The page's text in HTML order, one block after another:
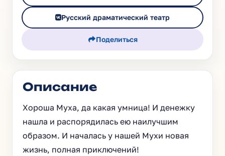
Русский драматический театр
Поделиться
Описание
Хороша Муха, да какая умница! И денежку
нашла и распорядилась ею наилучшим
образом. И началась у нашей Мухи новая
жизнь, полная приключений!